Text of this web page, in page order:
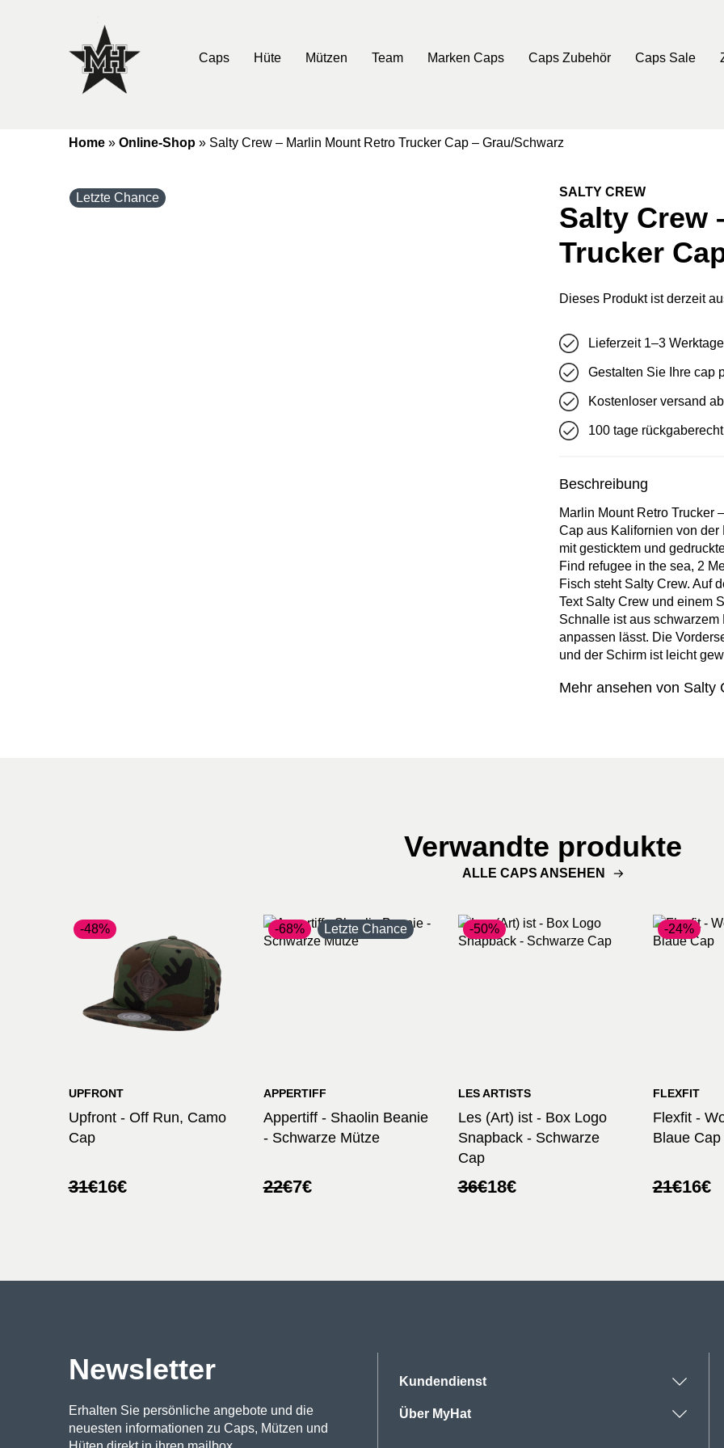
Caps Hüte Mützen Team Marken Caps Caps Zubehör Caps Sale
Home» Online-Shop» Salty Crew – Marlin Mount Retro Trucker Cap – Grau/Schwarz
Letzte Chance SALTY CREW
Salty Crew
Trucker
Dieses Produkt ist derzeit
Lieferzeit 1–3 Werktage
Gestalten Sie Ihre cap
Kostenloser versand
100 tage rückgaberecht
Beschreibung
Marlin Mount Retro Trucker
Cap aus Kalifornien von
mit gesticktem und
Find refugee in the sea, 2
Fisch steht Salty Crew. Auf
Text Salty Crew und einem
Schnalle ist aus schwarzem
anpassen lässt. Die
und der Schirm ist leicht
Mehr ansehen von Salty
Verwandte produkte
ALLE CAPS ANSEHEN
-48%
UPFRONT
Upfront - Off Run, Camo
Cap
31€
Ursprünglicher
16€
Aktueller
-68% Letzte Chance
APPERTIFF
Appertiff - Shaolin Beanie
- Schwarze Mütze
22€
Ursprünglicher
7€
Aktueller
-50%
LES ARTISTS
Les (Art) ist - Box Logo
Snapback - Schwarze
Cap
36€
Ursprünglicher
18€
Aktueller
-24%
FLEXFIT
Flexfit -
Blaue Cap
21€16€
Newsletter
Erhalten Sie persönliche angebote und die
neuesten informationen zu Caps, Mützen und
Kundendienst
Über MyHat